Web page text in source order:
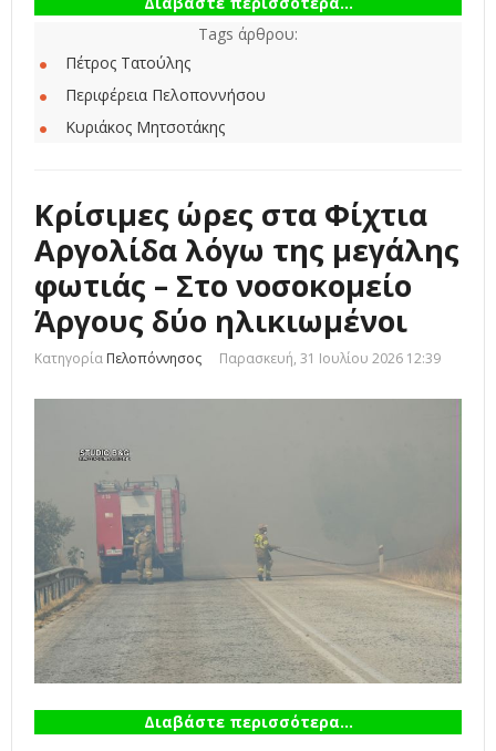
Tags άρθρου:
Πέτρος Τατούλης
Περιφέρεια Πελοποννήσου
Κυριάκος Μητσοτάκης
Κρίσιμες ώρες στα Φίχτια
Αργολίδα λόγω της μεγάλης
φωτιάς – Στο νοσοκομείο
Άργους δύο ηλικιωμένοι
Κατηγορία Πελοπόννησος Παρασκευή, 31 Ιουλίου 2026 12:39
Διαβάστε περισσότερα...